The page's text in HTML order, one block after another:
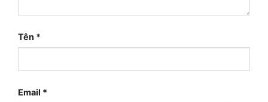
Tên *
Email *